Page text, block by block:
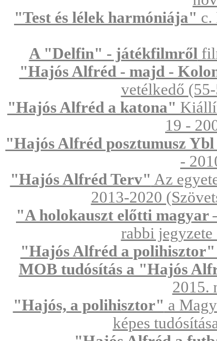
"Test és lélek harmóniája" c.
A "Delfin" - játékfilmről
"Hajós Alfréd - majd -
vetélkedő
"Hajós Alfréd a katona"
19 -
"Hajós Alfréd posztumusz
-
"Hajós Alfréd Terv" Az
2013-2020
"A holokauszt előtti magyar
rabbi jegyzete
"Hajós Alfréd a polihisztor"
MOB tudósítás a "Hajós
2015.
"Hajós, a polihisztor" a
képes